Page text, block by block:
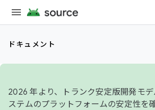
ドキュメント
2026 年より、トランク安定版開発モ
ステムのプラットフォームの安定性を